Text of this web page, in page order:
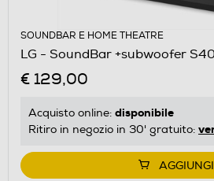
SOUNDBAR E HOME THEATRE
LG - SoundBar +subwoofer
€ 129,00
Acquisto online: disponibile
Ritiro in negozio in 30' gratuito:
AGGIUNGI